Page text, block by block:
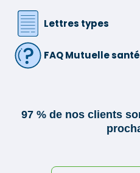
Lettres types
FAQ Mutuelle santé